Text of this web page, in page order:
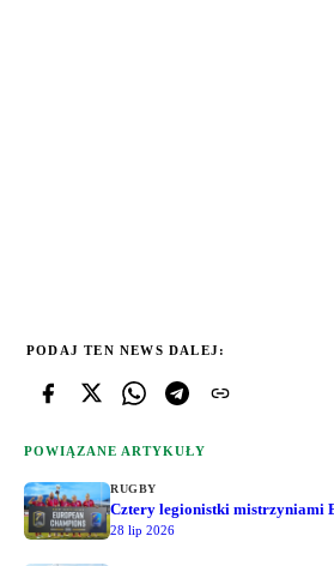
PODAJ TEN NEWS DALEJ:
POWIĄZANE ARTYKUŁY
RUGBY
Cztery legionistki mistrzyniami
28 lip 2026